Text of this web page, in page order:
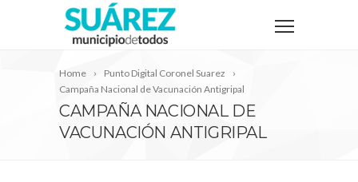
Home
Punto Digital Coronel Suarez
Campaña Nacional de Vacunación Antigripal
CAMPAÑA NACIONAL DE
VACUNACIÓN ANTIGRIPAL